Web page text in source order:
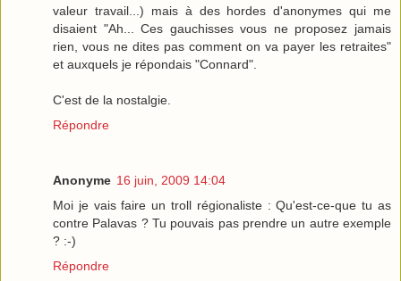
valeur travail...) mais à des hordes d'anonymes qui me
disaient "Ah... Ces gauchisses vous ne proposez jamais
rien, vous ne dites pas comment on va payer les retraites"
et auxquels je répondais "Connard".
C'est de la nostalgie.
Répondre
Anonyme 16 juin, 2009 14:04
Moi je vais faire un troll régionaliste : Qu'est-ce-que tu as
contre Palavas ? Tu pouvais pas prendre un autre exemple
? :-)
Répondre